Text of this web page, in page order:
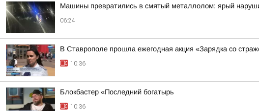
Машины превратились в смятый металлолом: ярый
06:24
В Ставрополе прошла ежегодная акция «Зарядка со
10:36
Блокбастер «Последний богатырь
10:36